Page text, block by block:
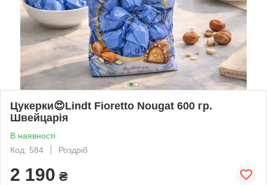
Цукерки😍Lindt Fioretto Nougat 600 гр.
Швейцарія
В наявності
Код: 584
Роздріб
2 190 ₴